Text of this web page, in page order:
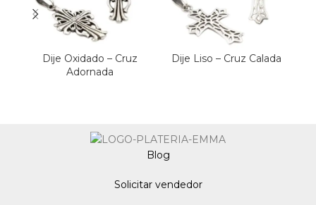
Dije Oxidado – Cruz
Adornada
Dije Liso – Cruz Calada
Blog
Solicitar vendedor